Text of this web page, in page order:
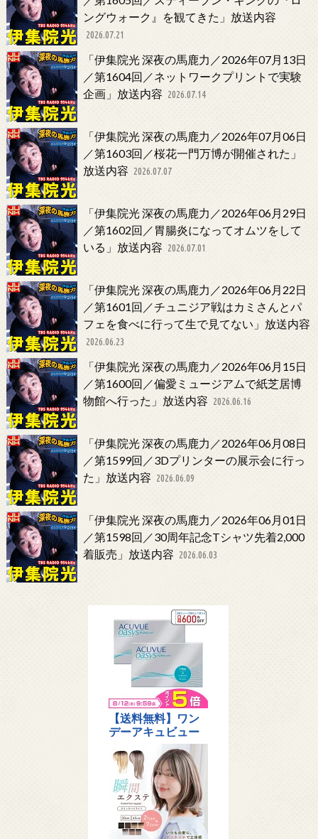
ングウォーク』を観てきた」放送内容
2026.07.21
「伊集院光 深夜の馬鹿力／2026年07月13日
／第1604回／ネットワークプリントで実験
企画」放送内容 2026.07.14
「伊集院光 深夜の馬鹿力／2026年07月06日
／第1603回／桜花一門万博が開催された」
放送内容 2026.07.07
「伊集院光 深夜の馬鹿力／2026年06月29日
／第1602回／胃腸炎になってオムツをして
いる」放送内容 2026.07.01
「伊集院光 深夜の馬鹿力／2026年06月22日
／第1601回／チュニジア戦はカミさんとパ
フェを食べに行って生で見てない」放送内容
2026.06.23
「伊集院光 深夜の馬鹿力／2026年06月15日
／第1600回／偏愛ミュージアムで紙芝居博
物館へ行った」放送内容 2026.06.16
「伊集院光 深夜の馬鹿力／2026年06月08日
／第1599回／3Dプリンターの展示会に行っ
た」放送内容 2026.06.09
「伊集院光 深夜の馬鹿力／2026年06月01日
／第1598回／30周年記念Tシャツ先着2,000
着販売」放送内容 2026.06.03